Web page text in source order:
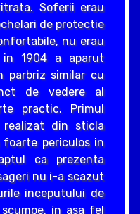
Soferii erau
de protectie
nu erau
1904 a aparut
parbriz similar cu
de vedere al
practic. Primul
din sticla
foarte periculos in
ca prezenta
nu i-a scazut
inceputului de
in asa fel